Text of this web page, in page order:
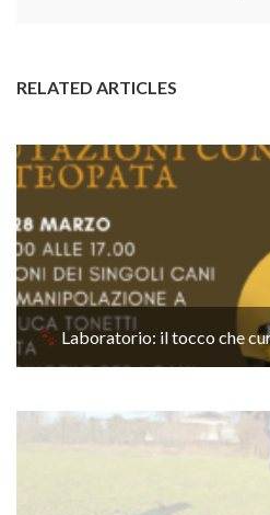
RELATED ARTICLES
Laboratorio: il tocco che